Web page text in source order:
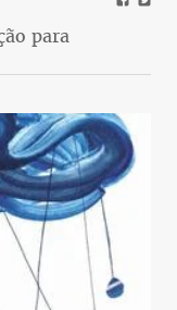
para